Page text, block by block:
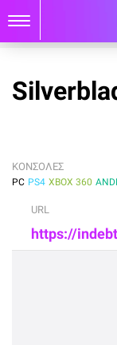
ΚΟΝΣΟΛΕΣ
PC PS4 XBOX 360
URL
https://